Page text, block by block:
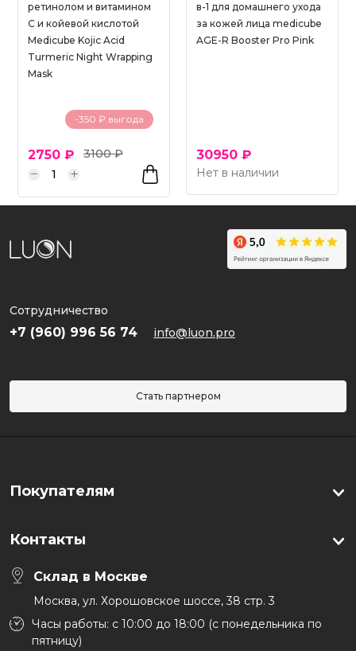
ретинолом и витамином
С и койевой кислотой
Medicube Kojic Acid
Turmeric Night Wrapping
Mask
-350 ₽ выгода
2750 ₽ 3100 ₽
в-1 для домашнего ухода
за кожей лица medicube
AGE-R Booster Pro Pink
30950 ₽
Нет в наличии
Сотрудничество
+7 (960) 996 56 74 info@luon.pro
Стать партнером
Покупателям
Контакты
Склад в Москве
Москва, ул. Хорошовское шоссе, 38 стр. 3
Часы работы: с 10:00 до 18:00 (с понедельника по
пятницу)